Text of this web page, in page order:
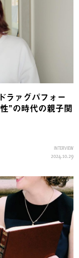
ラァグパフォー
”の時代の親子関
INTERVIEW
2024.10.29